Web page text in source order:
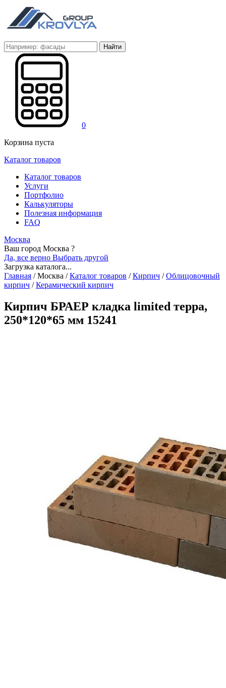
Найти
0
Корзина пуста
Каталог товаров
Каталог товаров
Услуги
Портфолио
Калькуляторы
Полезная информация
FAQ
Москва
Ваш город Москва ?
Да, все верно Выбрать другой
Загрузка каталога...
Главная /Москва / Каталог товаров / Кирпич / Облицовочный
кирпич / Керамический кирпич
Кирпич БРАЕР кладка limited терра,
250*120*65 мм 15241